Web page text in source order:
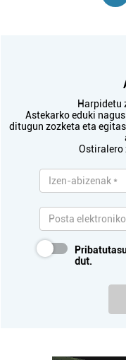
Harpidetu
Astekarko eduki
ditugun zozketa eta
Ostiralero
dut.